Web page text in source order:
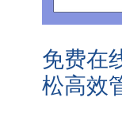
免费在
松高效